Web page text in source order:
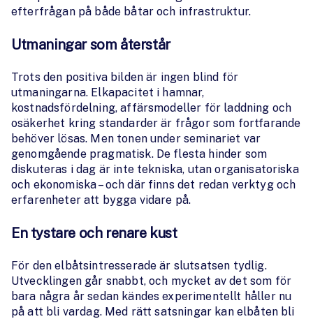
efterfrågan på både båtar och infrastruktur.
Utmaningar som återstår
Trots den positiva bilden är ingen blind för
utmaningarna. Elkapacitet i hamnar,
kostnadsfördelning, affärsmodeller för laddning och
osäkerhet kring standarder är frågor som fortfarande
behöver lösas. Men tonen under seminariet var
genomgående pragmatisk. De flesta hinder som
diskuteras i dag är inte tekniska, utan organisatoriska
och ekonomiska – och där finns det redan verktyg och
erfarenheter att bygga vidare på.
En tystare och renare kust
För den elbåtsintresserade är slutsatsen tydlig.
Utvecklingen går snabbt, och mycket av det som för
bara några år sedan kändes experimentellt håller nu
på att bli vardag. Med rätt satsningar kan elbåten bli